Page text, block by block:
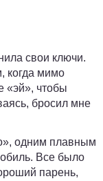
свои ключи.
когда мимо
«эй», чтобы
бросил мне
одним плавным
Все было
парень,